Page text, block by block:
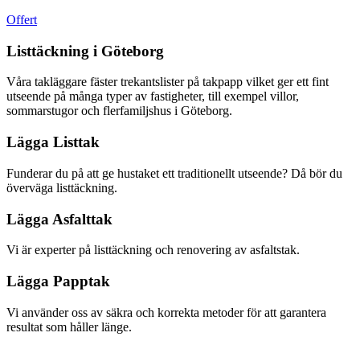
Offert
Listtäckning i Göteborg
Våra takläggare fäster trekantslister på takpapp vilket ger ett fint
utseende på många typer av fastigheter, till exempel villor,
sommarstugor och flerfamiljshus i Göteborg.
Lägga Listtak
Funderar du på att ge hustaket ett traditionellt utseende? Då bör du
överväga listtäckning.
Lägga Asfalttak
Vi är experter på listtäckning och renovering av asfaltstak.
Lägga Papptak
Vi använder oss av säkra och korrekta metoder för att garantera
resultat som håller länge.